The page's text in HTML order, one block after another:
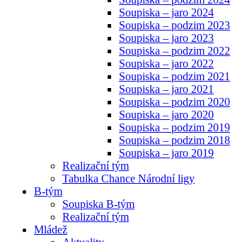
Soupiska – jaro 2024
Soupiska – podzim 2023
Soupiska – jaro 2023
Soupiska – podzim 2022
Soupiska – jaro 2022
Soupiska – podzim 2021
Soupiska – jaro 2021
Soupiska – podzim 2020
Soupiska – jaro 2020
Soupiska – podzim 2019
Soupiska – podzim 2018
Soupiska – jaro 2019
Realizační tým
Tabulka Chance Národní ligy
B-tým
Soupiska B-tým
Realizační tým
Mládež